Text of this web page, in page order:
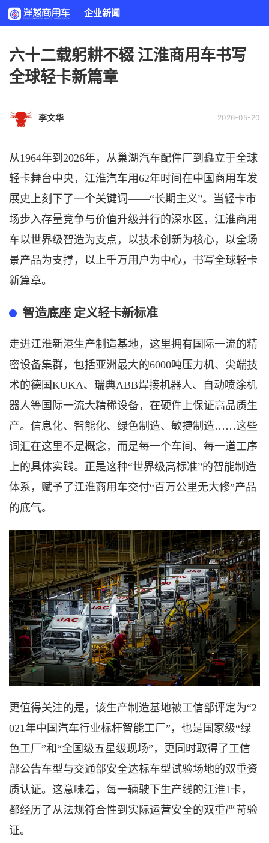
企业新闻
六十二载躬耕不辍 江淮商用车书写
全球轻卡新篇章
2026-05-20
李文华
从1964年到2026年，从巢湖汽车配件厂到矗立于全球
轻卡舞台中央，江淮汽车用62年时间在中国商用车发
展史上刻下了一个关键词——“长期主义”。当轻卡市
场步入存量竞争与价值升级并行的深水区，江淮商用
车以世界级智造为支点，以技术创新为核心，以全场
景产品为支撑，以上千万用户为中心，书写全球轻卡
新篇章。
智造底座 定义轻卡新标准
走进江淮新港生产制造基地，这里拥有国际一流的精
密设备集群，包括亚洲最大的6000吨压力机、尖端技
术的德国KUKA、瑞典ABB焊接机器人、自动喷涂机
器人等国际一流大精稀设备，在硬件上保证高品质生
产。信息化、智能化、绿色制造、敏捷制造……这些
词汇在这里不是概念，而是每一个车间、每一道工序
上的具体实践。正是这种“世界级高标准”的智能制造
体系，赋予了江淮商用车交付“百万公里无大修”产品
的底气。
更值得关注的是，该生产制造基地被工信部评定为“2
021年中国汽车行业标杆智能工厂”，也是国家级“绿
色工厂”和“全国级五星级现场”，更同时取得了工信
部公告车型与交通部安全达标车型试验场地的双重资
质认证。这意味着，每一辆驶下生产线的江淮1卡，
都经历了从法规符合性到实际运营安全的双重严苛验
证。